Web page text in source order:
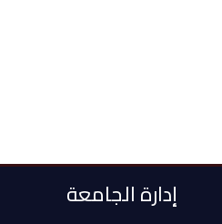
إدارة الجامعة